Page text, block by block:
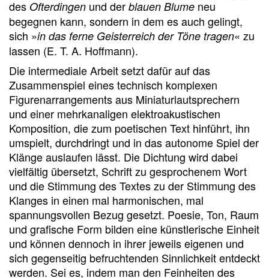
des Ofterdingen und der blauen Blume neu
begegnen kann, sondern in dem es auch gelingt,
sich »in das ferne Geisterreich der Töne tragen« zu
lassen (E. T. A. Hoffmann).
Die intermediale Arbeit setzt dafür auf das
Zusammenspiel eines technisch komplexen
Figurenarrangements aus Miniaturlautsprechern
und einer mehrkanaligen elektroakustischen
Komposition, die zum poetischen Text hinführt, ihn
umspielt, durchdringt und in das autonome Spiel der
Klänge auslaufen lässt. Die Dichtung wird dabei
vielfältig übersetzt, Schrift zu gesprochenem Wort
und die Stimmung des Textes zu der Stimmung des
Klanges in einen mal harmonischen, mal
spannungsvollen Bezug gesetzt. Poesie, Ton, Raum
und grafische Form bilden eine künstlerische Einheit
und können dennoch in ihrer jeweils eigenen und
sich gegenseitig befruchtenden Sinnlichkeit entdeckt
werden. Sei es, indem man den Feinheiten des